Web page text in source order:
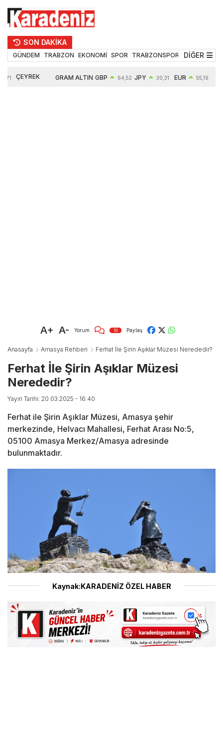
SON DAKİKA
GÜNDEM TRABZON EKONOMİ SPOR TRABZONSPOR TEKNOLOJİ
DİĞER
ÇEYREK GRAM ALTIN GBP 64,52 JPY 30,31 EUR 55,19
A+ A- Yorum 10 Paylaş
Anasayfa Amasya Rehberi Ferhat İle Şirin Aşıklar Müzesi Nerededir?
Ferhat İle Şirin Aşıklar Müzesi
Nerededir?
Yayın Tarihi: 20.03.2025 - 16:40
Ferhat ile Şirin Aşıklar Müzesi, Amasya şehir
merkezinde, Helvacı Mahallesi, Ferhat Arası No:5,
05100 Amasya Merkez/Amasya adresinde
bulunmaktadır.
Kaynak:KARADENİZ ÖZEL HABER